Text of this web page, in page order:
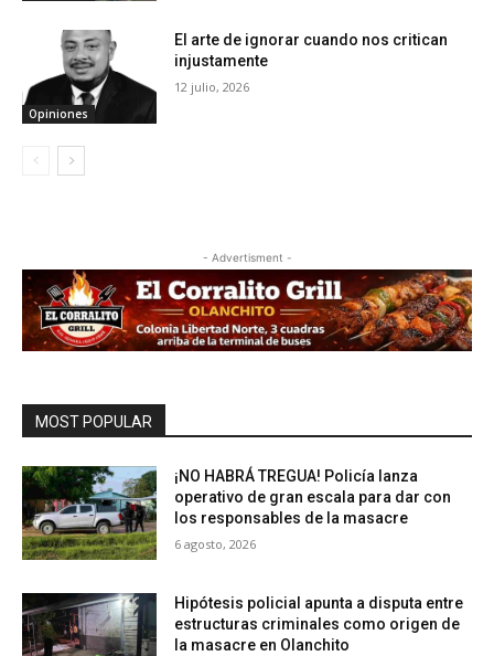
Opiniones
El arte de ignorar cuando nos critican
injustamente
12 julio, 2026
- Advertisment -
MOST POPULAR
¡NO HABRÁ TREGUA! Policía lanza
operativo de gran escala para dar con
los responsables de la masacre
6 agosto, 2026
Hipótesis policial apunta a disputa entre
estructuras criminales como origen de
la masacre en Olanchito